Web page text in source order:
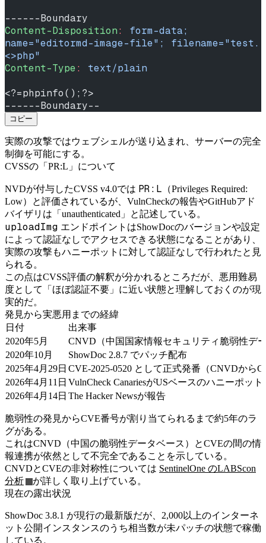
------Boundary
Content-Disposition:
form-data;
name="editormd-image-file"; filename="test.
<>php"
Content-Type:
text/plain
<?=phpinfo();?>
------Boundary--
コピー
実際の攻撃ではウェブシェルが送り込まれ、サーバーの完全
制御を可能にする。
CVSSの「PR:L」について
NVDが付与したCVSS v4.0では PR:L （Privileges Required:
Low）と評価されているが、VulnCheckの報告やGitHubアド
バイザリは「unauthenticated」と記述している。
uploadImg エンドポイントはShowDocのバージョンや設定
によって認証なしでアクセスできる状態になることがあり、
実際の攻撃もハニーポットに対して認証なしで行われたと見
られる。
この点はCVSS評価の解釈が分かれるところだが、悪用難易
度として「ほぼ認証不要」に近い状態と理解しておくのが現
実的だ。
発見から実悪用までの経緯
日付
出来事
2020年5月
CNVD（中国国家情報セキュリティ脆弱性デ
2020年10月
ShowDoc 2.8.7 でパッチ配布
2025年4月29日 CVE-2025-0520 として正式発番（CNVDから
2026年4月11日 VulnCheck CanariesがUSベースのハニーポッ
2026年4月14日 The Hacker Newsが報告
脆弱性の発見からCVE番号が割り当てられるまで約5年のラ
グがある。
これはCNVD（中国の脆弱性データベース）とCVEの間の情
報連携が依然として不完全であることを示している。
CNVDとCVEの非対称性については SentinelOne のLABScon
分析
が詳しく取り上げている。
現在の露出状況
ShowDoc 3.8.1 が現行の最新版だが、2,000以上のインターネ
ット公開インスタンスのうち相当数が未パッチの状態で稼働
している。